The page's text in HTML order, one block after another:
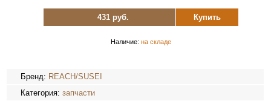
431 руб. Купить
Наличие: на складе
Бренд: REACH/SUSEI
Категория:запчасти